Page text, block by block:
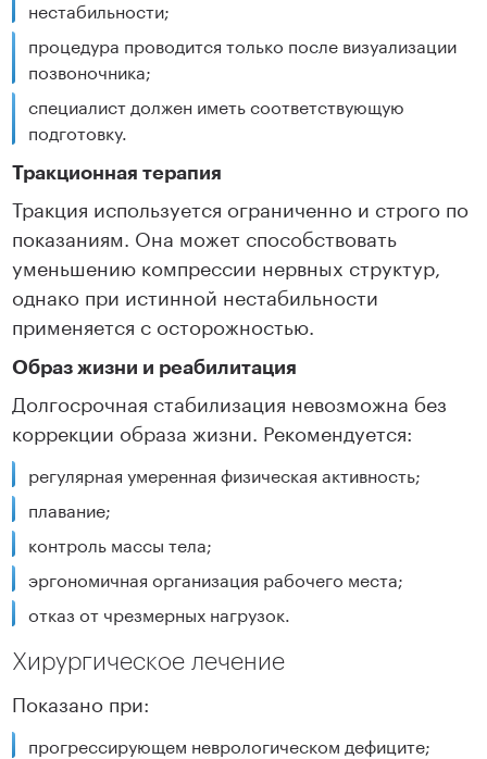
нестабильности;
процедура проводится только после визуализации
позвоночника;
специалист должен иметь соответствующую
подготовку.
Тракционная терапия
Тракция используется ограниченно и строго по
показаниям. Она может способствовать
уменьшению компрессии нервных структур,
однако при истинной нестабильности
применяется с осторожностью.
Образ жизни и реабилитация
Долгосрочная стабилизация невозможна без
коррекции образа жизни. Рекомендуется:
регулярная умеренная физическая активность;
плавание;
контроль массы тела;
эргономичная организация рабочего места;
отказ от чрезмерных нагрузок.
Хирургическое лечение
Показано при:
прогрессирующем неврологическом дефиците;